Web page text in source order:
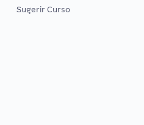
Sugerir Curso